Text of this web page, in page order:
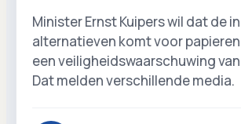
Minister Ernst Kuipers wil dat de
alternatieven komt voor
een veiligheidswaarschuwing van
Dat melden verschillende media.